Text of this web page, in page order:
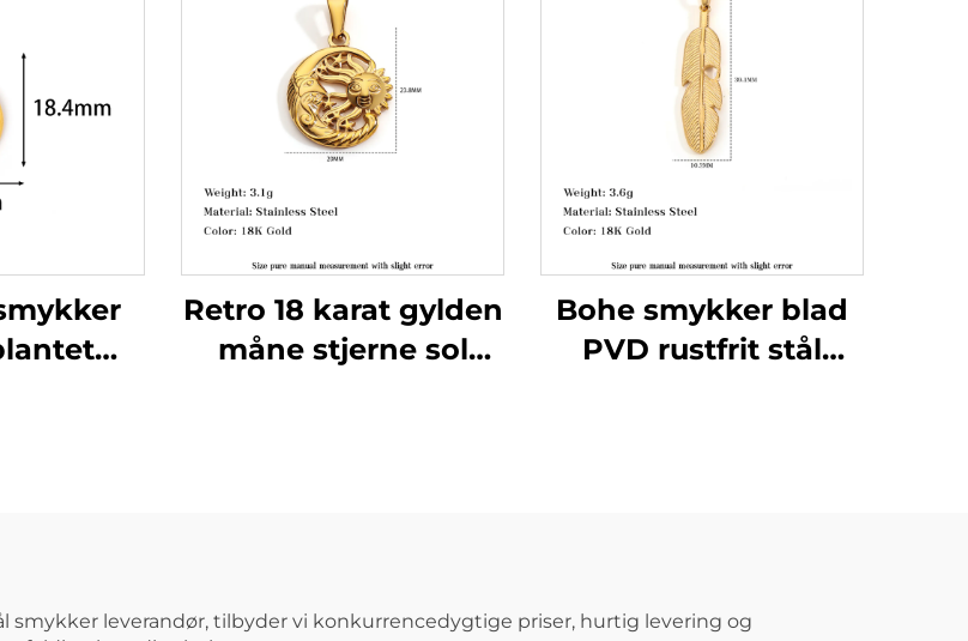
Retro 18 karat gylden
måne stjerne sol
Bohe smykker blad
PVD rustfrit stål
leverandør, tilbyder vi konkurrencedygtige priser, hurtig levering og